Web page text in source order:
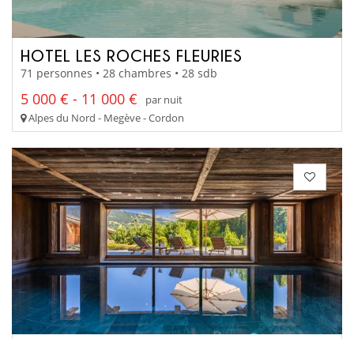
HOTEL LES ROCHES FLEURIES
71 personnes • 28 chambres • 28 sdb
5 000 € - 11 000 €
par nuit
Alpes du Nord - Megève - Cordon